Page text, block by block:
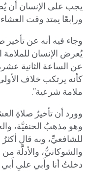
يجب على الإنسان أن
ورابعًا يمتد وقت
وجاء فيه أنه عن تأخير
يُعرض الإنسان
عن الساعة الثانية
كأنه يرتكب خلاف
ملامة شرعية”.
وورد أن تأخيرُ صلاةِ
وهو مذهبُ الحنفيَّة،
للشافعيِّ، وبه قال أكثرُ
والشوكانيُّ، والأدلَّة
دخلتُ أنا وأَبي على